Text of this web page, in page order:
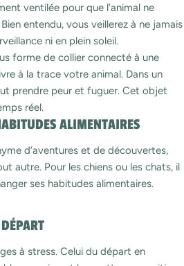
ventilée pour que l’animal ne
entendu, vous veillerez à ne jamais
ni en plein soleil.
forme de collier connecté à une
à la trace votre animal. Dans un
prendre peur et fuguer. Cet objet
réel.
ALIMENTAIRES
d’aventures et de découvertes,
autre. Pour les chiens ou les chats, il
ses habitudes alimentaires.
à stress. Celui du départ en